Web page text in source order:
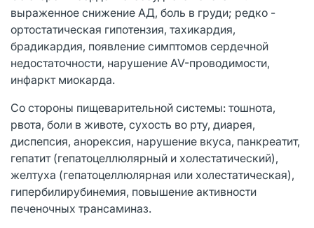
выраженное снижение АД, боль в груди; редко -
ортостатическая гипотензия, тахикардия,
брадикардия, появление симптомов сердечной
недостаточности, нарушение AV-проводимости,
инфаркт миокарда.
Со стороны пищеварительной системы: тошнота,
рвота, боли в животе, сухость во рту, диарея,
диспепсия, анорексия, нарушение вкуса, панкреатит,
гепатит (гепатоцеллюлярный и холестатический),
желтуха (гепатоцеллюлярная или холестатическая),
гипербилирубинемия, повышение активности
печеночных трансаминаз.